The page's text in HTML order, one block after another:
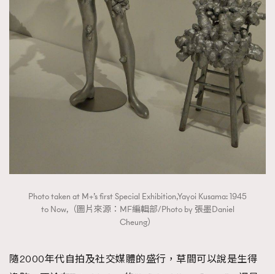
Photo taken at M+’s first Special Exhibition,Yayoi Kusama: 1945
to Now,（圖片來源：MF編輯部/Photo by 張墨Daniel
Cheung）
隨2000年代自拍及社交媒體的盛行，草間可以說是生得